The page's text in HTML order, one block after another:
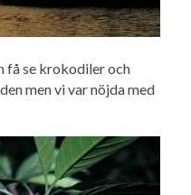
få se krokodiler och
men vi var nöjda med